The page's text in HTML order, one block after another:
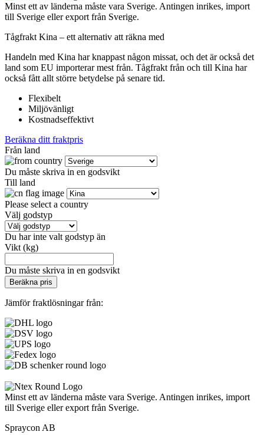
Minst ett av länderna måste vara Sverige. Antingen inrikes, import
till Sverige eller export från Sverige.
Tågfrakt Kina – ett alternativ att räkna med
Handeln med Kina har knappast någon missat, och det är också det
land som EU importerar mest från. Tågfrakt från och till Kina har
också fått allt större betydelse på senare tid.
Flexibelt
Miljövänligt
Kostnadseffektivt
Beräkna ditt fraktpris
Från land
Du måste skriva in en godsvikt
Till land
Please select a country
Välj godstyp
Du har inte valt godstyp än
Vikt (kg)
Du måste skriva in en godsvikt
Beräkna pris
Jämför fraktlösningar från:
Minst ett av länderna måste vara Sverige. Antingen inrikes, import
till Sverige eller export från Sverige.
Spraycon AB